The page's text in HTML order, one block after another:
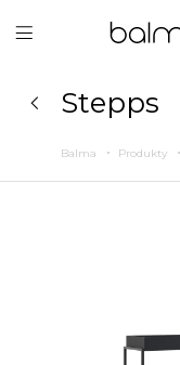
Stepps
Balma Produkty